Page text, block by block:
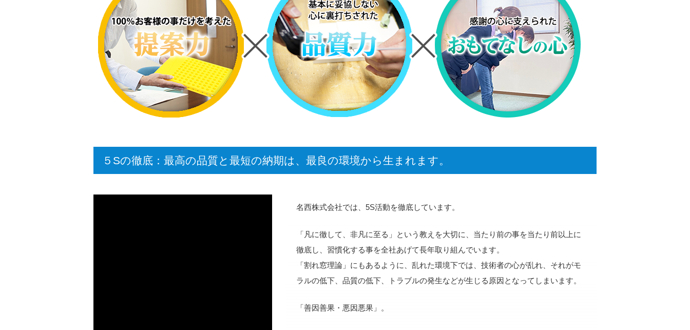
５Sの徹底：最高の品質と最短の納期は、最良の環境から生まれます。
名西株式会社では、5S活動を徹底しています。
「凡に徹して、非凡に至る」という教えを大切に、当たり前の事を当たり前以上に
徹底し、習慣化する事を全社あげて長年取り組んでいます。
「割れ窓理論」にもあるように、乱れた環境下では、技術者の心が乱れ、それがモ
ラルの低下、品質の低下、トラブルの発生などが生じる原因となってしまいます。
「善因善果・悪因悪果」。